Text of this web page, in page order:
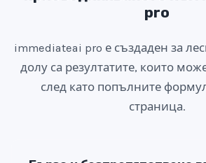
pro
immediateai pro е създаден за
долу са резултатите, които
след като попълните
страница.